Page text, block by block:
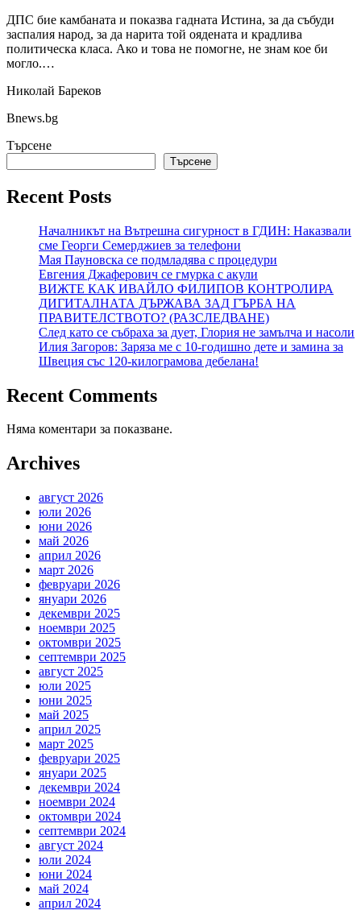
ДПС бие камбаната и показва гадната Истина, за да събуди
заспалия народ, за да нарита той оядената и крадлива
политическа класа. Ако и това не помогне, не знам кое би
могло.…
Николай Бареков
Bnews.bg
Търсене
Търсене
Recent Posts
Началникът на Вътрешна сигурност в ГДИН: Наказвали
сме Георги Семерджиев за телефони
Мая Пауновска се подмладява с процедури
Евгения Джаферович се гмурка с акули
ВИЖТЕ КАК ИВАЙЛО ФИЛИПОВ КОНТРОЛИРА
ДИГИТАЛНАТА ДЪРЖАВА ЗАД ГЪРБА НА
ПРАВИТЕЛСТВОТО? (РАЗСЛЕДВАНЕ)
След като се събраха за дует, Глория не замълча и насоли
Илия Загоров: Заряза ме с 10-годишно дете и замина за
Швеция със 120-килограмова дебелана!
Recent Comments
Няма коментари за показване.
Archives
август 2026
юли 2026
юни 2026
май 2026
април 2026
март 2026
февруари 2026
януари 2026
декември 2025
ноември 2025
октомври 2025
септември 2025
август 2025
юли 2025
юни 2025
май 2025
април 2025
март 2025
февруари 2025
януари 2025
декември 2024
ноември 2024
октомври 2024
септември 2024
август 2024
юли 2024
юни 2024
май 2024
април 2024